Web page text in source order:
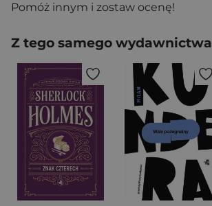
Pomóż innym i zostaw ocenę!
Z tego samego wydawnictwa